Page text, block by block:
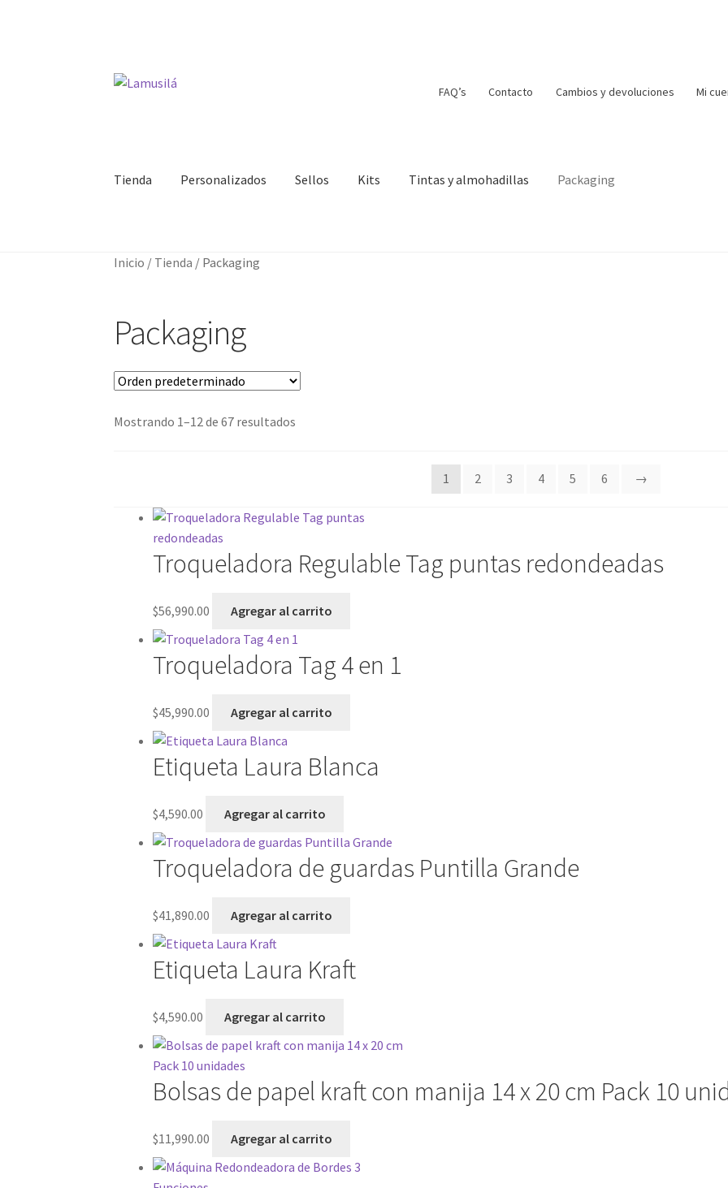
Ir
Ir
FAQ’s Contacto Cambios y devoluciones Mi
Tienda Personalizados Sellos Kits Tintas y almohadillas Packaging
Inicio / Tienda / Packaging
Packaging
Mostrando 1–12 de 67 resultados
1 2 3 4 5 6 →
Troqueladora Regulable Tag puntas redondeadas
$56,990.00 Agregar al carrito
Troqueladora Tag 4 en 1
$45,990.00 Agregar al carrito
Etiqueta Laura Blanca
$4,590.00 Agregar al carrito
Troqueladora de guardas Puntilla Grande
$41,890.00 Agregar al carrito
Etiqueta Laura Kraft
$4,590.00 Agregar al carrito
Bolsas de papel kraft con manija 14 x 20 cm Pack 10
$11,990.00 Agregar al carrito